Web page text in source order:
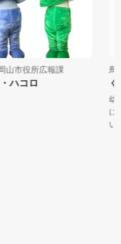
山市役所広報課
ハコロ
鳥
く
幼
に
い